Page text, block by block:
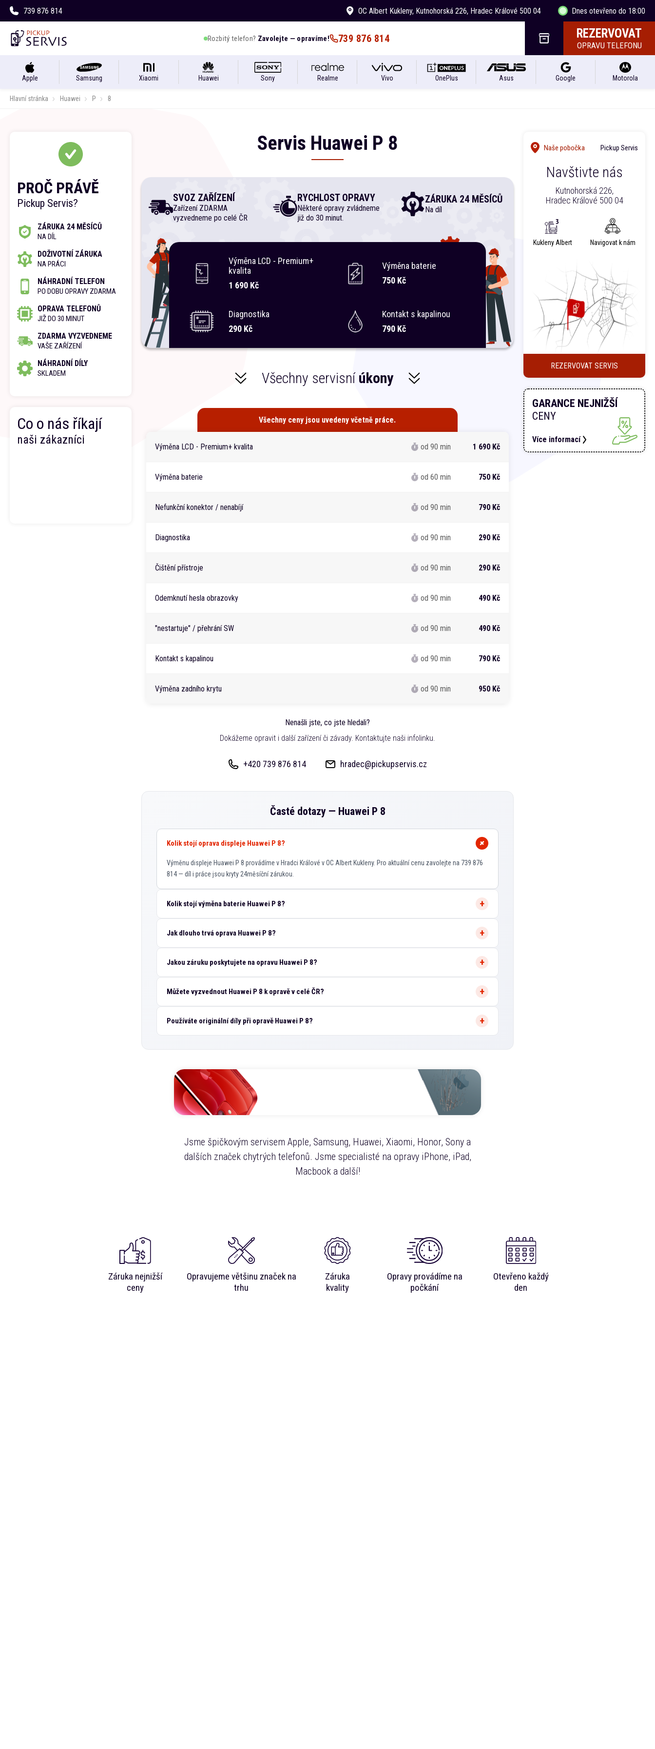
739 876 814 OC Albert Kukleny, Kutnohorská 226, Hradec Králové 500 04 Dnes otevřeno do 18:00
Rozbitý telefon? Zavolejte — opravíme! 739 876 814 REZERVOVAT
OPRAVU TELEFONU
Apple Samsung Xiaomi Huawei Sony Realme Vivo OnePlus Asus Google Motorola
Hlavní stránka Huawei P 8
Servis Huawei P 8
SVOZ ZAŘÍZENÍ
Zařízení ZDARMA
vyzvedneme po celé ČR
RYCHLOST OPRAVY
Některé opravy zvládneme
již do 30 minut.
ZÁRUKA 24 MĚSÍCŮ
Na díl
Diagnostika
290 Kč
Kontakt s kapalinou
790 Kč
Výměna LCD - Premium+
kvalita
1 690 Kč
Výměna baterie
750 Kč
Všechny servisní úkony
Všechny ceny jsou uvedeny včetně práce.
Výměna LCD - Premium+ kvalita od 90 min 1 690 Kč
Výměna baterie od 60 min 750 Kč
Nefunkční konektor / nenabíjí od 90 min 790 Kč
Diagnostika od 90 min 290 Kč
Čištění přístroje od 90 min 290 Kč
Odemknutí hesla obrazovky od 90 min 490 Kč
"nestartuje" / přehrání SW od 90 min 490 Kč
Kontakt s kapalinou od 90 min 790 Kč
Výměna zadního krytu od 90 min 950 Kč
Nenašli jste, co jste hledali?
Dokážeme opravit i další zařízení či závady. Kontaktujte naši infolinku.
+420 739 876 814 hradec@pickupservis.cz
Časté dotazy — Huawei P 8
Kolik stojí oprava displeje Huawei P 8?
Výměnu displeje Huawei P 8 provádíme v Hradci Králové v OC Albert Kukleny. Pro aktuální cenu zavolejte na 739 876
814 — díl i práce jsou kryty 24měsíční zárukou.
Kolik stojí výměna baterie Huawei P 8?
Jak dlouho trvá oprava Huawei P 8?
Jakou záruku poskytujete na opravu Huawei P 8?
Můžete vyzvednout Huawei P 8 k opravě v celé ČR?
Používáte originální díly při opravě Huawei P 8?
Jsme špičkovým servisem Apple, Samsung, Huawei, Xiaomi, Honor, Sony a
dalších značek chytrých telefonů. Jsme specialisté na opravy iPhone, iPad,
Macbook a další!
PROČ PRÁVĚ
Pickup Servis?
ZÁRUKA 24 MĚSÍCŮ
NA DÍL
DOŽIVOTNÍ ZÁRUKA
NA PRÁCI
NÁHRADNÍ TELEFON
PO DOBU OPRAVY ZDARMA
OPRAVA TELEFONŮ
JIŽ DO 30 MINUT
ZDARMA VYZVEDNEME
VAŠE ZAŘÍZENÍ
NÁHRADNÍ DÍLY
SKLADEM
Co o nás říkají
naši zákazníci
Naše pobočka Pickup Servis
Navštivte nás
Kutnohorská 226,
Hradec Králové 500 04
Kukleny Albert Navigovat k nám
REZERVOVAT SERVIS
GARANCE NEJNIŽŠÍ
CENY
Více informací
Záruka nejnižší
ceny
Opravujeme většinu značek na
trhu
Záruka
kvality
Opravy provádíme na
počkání
Otevřeno každý
den